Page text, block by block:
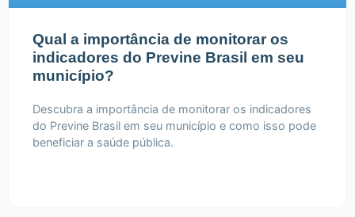
Qual a importância de monitorar os
indicadores do Previne Brasil em seu
município?
Descubra a importância de monitorar os indicadores
do Previne Brasil em seu município e como isso pode
beneficiar a saúde pública.